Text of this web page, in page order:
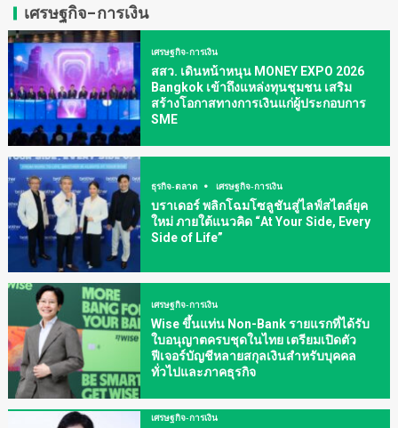
เศรษฐกิจ-การเงิน
เศรษฐกิจ-การเงิน
สสว. เดินหน้าหนุน MONEY EXPO 2026
Bangkok เข้าถึงแหล่งทุนชุมชน เสริม
สร้างโอกาสทางการเงินแก่ผู้ประกอบการ
SME
ธุรกิจ-ตลาด เศรษฐกิจ-การเงิน
บราเดอร์ พลิกโฉมโซลูชันสู่ไลฟ์สไตล์ยุค
ใหม่ ภายใต้แนวคิด “At Your Side, Every
Side of Life”
เศรษฐกิจ-การเงิน
Wise ขึ้นแท่น Non-Bank รายแรกที่ได้รับ
ใบอนุญาตครบชุดในไทย เตรียมเปิดตัว
ฟีเจอร์บัญชีหลายสกุลเงินสำหรับบุคคล
ทั่วไปและภาคธุรกิจ
เศรษฐกิจ-การเงิน